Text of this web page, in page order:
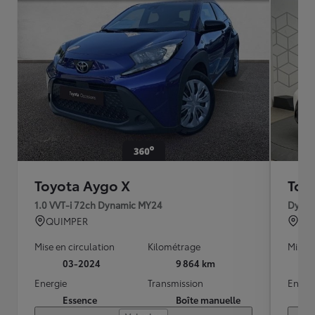
Toyota Aygo X
1.0 VVT-i 72ch Dynamic MY24
QUIMPER
Mise en circulation
03-2024
Kilométrage
9 864 km
Energie
Essence
Transmission
Boîte manuelle
Mise